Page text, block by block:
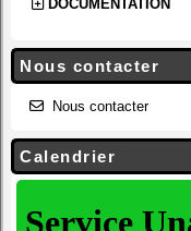
DOCUMENTATION
Nous contacter
Nous contacter
Calendrier